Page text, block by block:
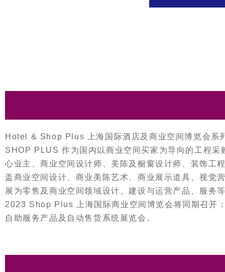
Hotel & Shop Plus 上海国际酒店及商业空间博览会系
SHOP PLUS 作为国内以商业空间买家为导向的工程
心业主、商业空间设计师、美陈及橱窗设计师、装饰工
盖商业空间设计、商业美陈艺术、商业展示道具、视觉
展为零售及商业空间领域设计、建设与运营产品、服务
2023 Shop Plus 上海国际商业空间博览会将同期召开
自助服务产品及自动售货系统展览会。